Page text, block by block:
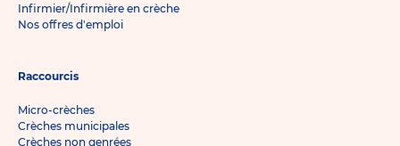
Infirmier/Infirmière en crèche
Nos offres d'emploi
Raccourcis
Micro-crèches
Crèches municipales
Crèches non genrées